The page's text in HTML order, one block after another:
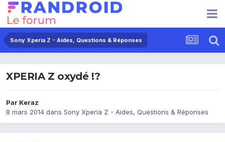
Sony Xperia Z - Aides, Questions & Réponses
XPERIA Z oxydé !?
Par Keraz
8 mars 2014 dans Sony Xperia Z - Aides, Questions & Réponses